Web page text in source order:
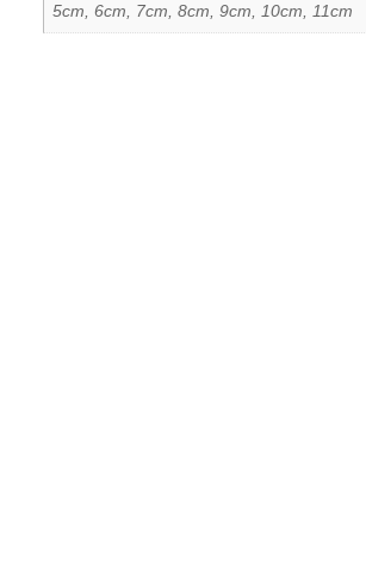
5cm, 6cm, 7cm, 8cm, 9cm, 10cm, 11cm